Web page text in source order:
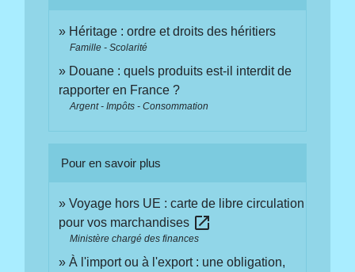
Héritage : ordre et droits des héritiers
Famille - Scolarité
Douane : quels produits est-il interdit de
rapporter en France ?
Argent - Impôts - Consommation
Pour en savoir plus
Voyage hors UE : carte de libre circulation
pour vos marchandises open_in_new
Ministère chargé des finances
À l'import ou à l'export : une obligation,